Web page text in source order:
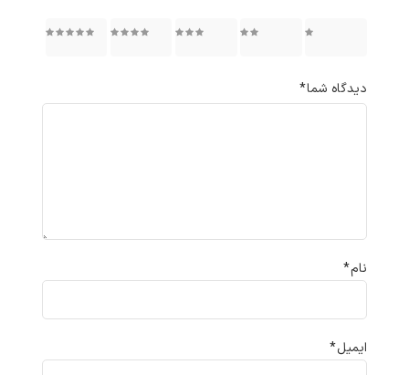
۳ از ۵ ۴ از ۵ ۵ از ۵
دیدگاه شما*
نام*
ایمیل*